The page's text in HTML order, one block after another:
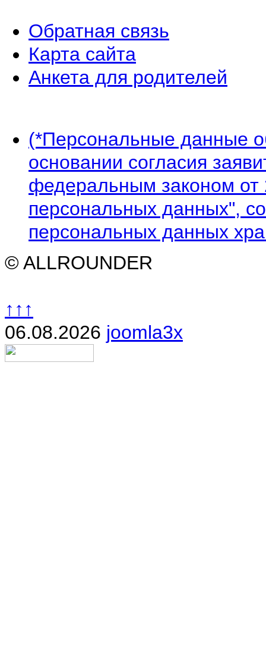
Обратная связь
Карта сайта
Анкета для родителей
(*Персональные данные
основании согласия
федеральным законом
персональных данных",
персональных данных
© ALLROUNDER
↑↑↑
06.08.2026 joomla3x